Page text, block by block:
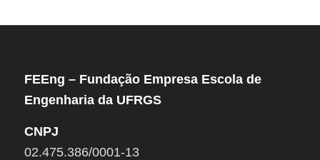
FEEng – Fundação Empresa Escola de
Engenharia da UFRGS
CNPJ
02.475.386/0001-13